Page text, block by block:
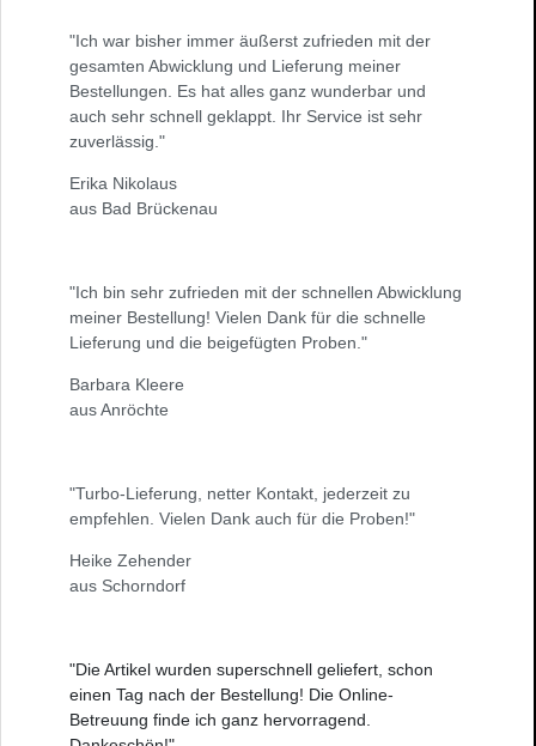
"Ich war bisher immer äußerst zufrieden mit der
gesamten Abwicklung und Lieferung meiner
Bestellungen. Es hat alles ganz wunderbar und
auch sehr schnell geklappt. Ihr Service ist sehr
zuverlässig."
Erika Nikolaus
aus Bad Brückenau
"Ich bin sehr zufrieden mit der schnellen Abwicklung
meiner Bestellung! Vielen Dank für die schnelle
Lieferung und die beigefügten Proben."
Barbara Kleere
aus Anröchte
"Turbo-Lieferung, netter Kontakt, jederzeit zu
empfehlen. Vielen Dank auch für die Proben!"
Heike Zehender
aus Schorndorf
"Die Artikel wurden superschnell geliefert, schon
einen Tag nach der Bestellung! Die Online-
Betreuung finde ich ganz hervorragend.